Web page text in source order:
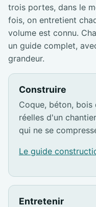
trois portes, dans le
fois, on entretient
volume est connu.
un guide complet,
grandeur.
Construire
Coque, béton,
réelles d'un
qui ne se
Le guide
Entretenir